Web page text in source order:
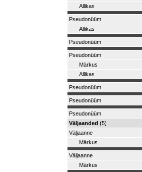
Allikas
Pseudonüüm
Allikas
Pseudonüüm
Pseudonüüm
Märkus
Allikas
Pseudonüüm
Pseudonüüm
Pseudonüüm
Väljaanded (5)
Väljaanne
Märkus
Väljaanne
Märkus